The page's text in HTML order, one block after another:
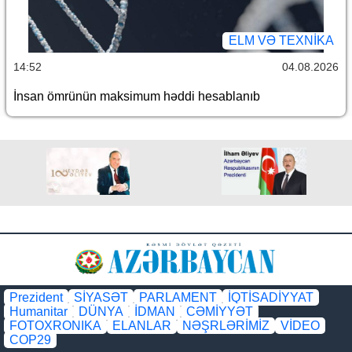
ELM VƏ TEXNIKA
14:52 04.08.2026
İnsan ömrünün maksimum həddi hesablanıb
Prezident SİYASƏT PARLAMENT
İQTİSADİYYAT
Humanitar
DÜNYA İDMAN
CƏMİYYƏT
FOTOXRONIKA
ELANLAR NƏŞRLƏRİMİZ
VİDEO
COP29